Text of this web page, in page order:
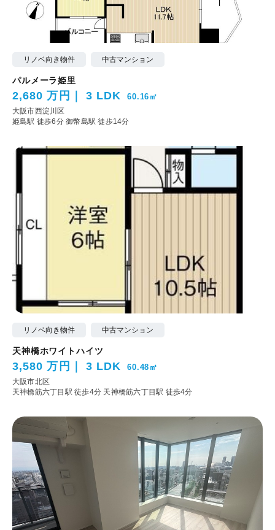
リノベ向き物件 中古マンション
パルメーラ姫里
2,680 万円 3 LDK 60.16㎡
大阪市西淀川区
姫島駅 徒歩6分御幣島駅 徒歩14分
リノベ向き物件 中古マンション
天神橋ホワイトハイツ
3,580 万円 3 LDK 60.48㎡
大阪市北区
天神橋筋六丁目駅 徒歩4分 天神橋筋六丁目駅 徒歩4分